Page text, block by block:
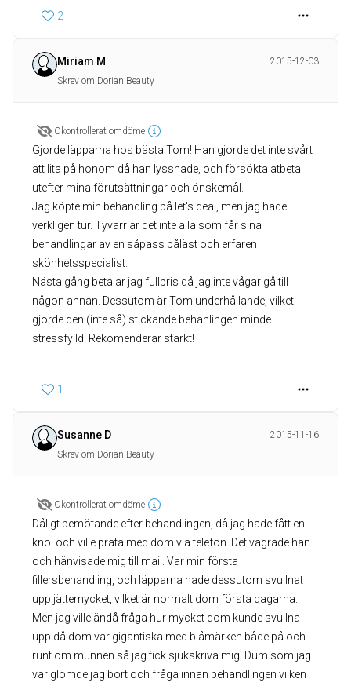
2
Miriam M
2015-12-03
Skrev om Dorian Beauty
Okontrollerat omdöme
Gjorde läpparna hos bästa Tom! Han gjorde det inte svårt
att lita på honom då han lyssnade, och försökta atbeta
utefter mina förutsättningar och önskemål.
Jag köpte min behandling på let's deal, men jag hade
verkligen tur. Tyvärr är det inte alla som får sina
behandlingar av en såpass påläst och erfaren
skönhetsspecialist.
Nästa gång betalar jag fullpris då jag inte vågar gå till
någon annan. Dessutom är Tom underhållande, vilket
gjorde den (inte så) stickande behanlingen minde
stressfylld. Rekomenderar starkt!
1
Susanne D
2015-11-16
Skrev om Dorian Beauty
Okontrollerat omdöme
Dåligt bemötande efter behandlingen, då jag hade fått en
knöl och ville prata med dom via telefon. Det vägrade han
och hänvisade mig till mail. Var min första
fillersbehandling, och läpparna hade dessutom svullnat
upp jättemycket, vilket är normalt dom första dagarna.
Men jag ville ändå fråga hur mycket dom kunde svullna
upp då dom var gigantiska med blåmärken både på och
runt om munnen så jag fick sjukskriva mig. Dum som jag
var glömde jag bort och fråga innan behandlingen vilken